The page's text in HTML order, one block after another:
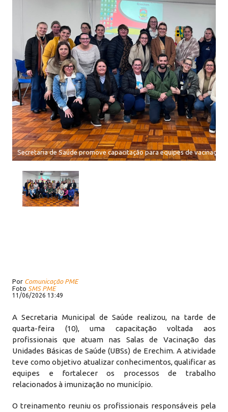
Secretaria de Saúde promove capacitação para equipes de vacinação
Por Comunicação PME
Foto SMS PME
11/06/2026 13:49
A Secretaria Municipal de Saúde realizou, na tarde de
quarta-feira (10), uma capacitação voltada aos
profissionais que atuam nas Salas de Vacinação das
Unidades Básicas de Saúde (UBSs) de Erechim. A atividade
teve como objetivo atualizar conhecimentos, qualificar as
equipes e fortalecer os processos de trabalho
relacionados à imunização no município.
O treinamento reuniu os profissionais responsáveis pela